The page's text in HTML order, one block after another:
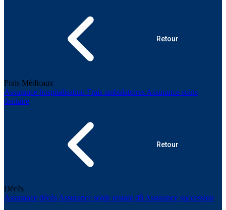
Retour
Frais Médicaux
Assurance hospitalisation Frais ambulatoires Assurance soins
dentaire
Retour
Décès
Assurance décès Assurance solde restant dû Assurance succession